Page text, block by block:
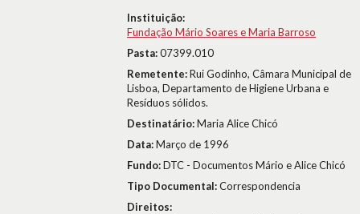
Instituição:
Fundação Mário Soares e Maria Barroso
Pasta:07399.010
Remetente:Rui Godinho, Câmara Municipal de
Lisboa, Departamento de Higiene Urbana e
Resíduos sólidos.
Destinatário:Maria Alice Chicó
Data:Março de 1996
Fundo:DTC - Documentos Mário e Alice Chicó
Tipo Documental:Correspondencia
Direitos: